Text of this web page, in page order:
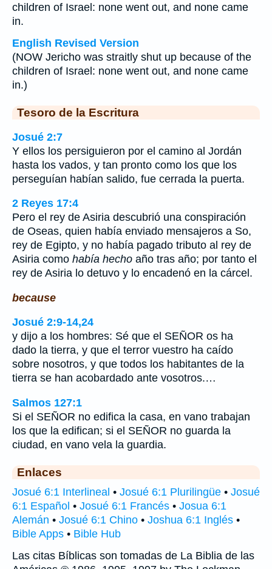
children of Israel: none went out, and none came
in.
English Revised Version
(NOW Jericho was straitly shut up because of the
children of Israel: none went out, and none came
in.)
Tesoro de la Escritura
Josué 2:7
Y ellos los persiguieron por el camino al Jordán
hasta los vados, y tan pronto como los que los
perseguían habían salido, fue cerrada la puerta.
2 Reyes 17:4
Pero el rey de Asiria descubrió una conspiración
de Oseas, quien había enviado mensajeros a So,
rey de Egipto, y no había pagado tributo al rey de
Asiria como había hecho año tras año; por tanto el
rey de Asiria lo detuvo y lo encadenó en la cárcel.
because
Josué 2:9-14,24
y dijo a los hombres: Sé que el SEÑOR os ha
dado la tierra, y que el terror vuestro ha caído
sobre nosotros, y que todos los habitantes de la
tierra se han acobardado ante vosotros.…
Salmos 127:1
Si el SEÑOR no edifica la casa, en vano trabajan
los que la edifican; si el SEÑOR no guarda la
ciudad, en vano vela la guardia.
Enlaces
Josué 6:1 Interlineal • Josué 6:1 Plurilingüe • Josué
6:1 Español • Josué 6:1 Francés • Josua 6:1
Alemán • Josué 6:1 Chino • Joshua 6:1 Inglés •
Bible Apps • Bible Hub
Las citas Bíblicas son tomadas de La Biblia de las